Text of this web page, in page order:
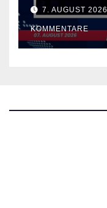
7. AUGUST 2026
KOMMENTARE